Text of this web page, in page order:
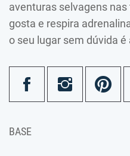
aventuras selvagens
gosta e respira
o seu lugar sem dúvida
BASE